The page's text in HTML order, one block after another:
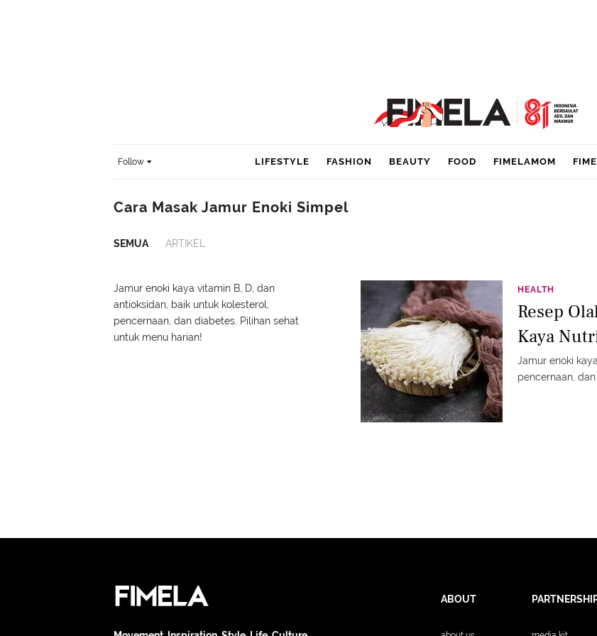
Follow LIFESTYLE FASHION BEAUTY FOOD FIMELAMOM
Cara Masak Jamur Enoki Simpel
SEMUA ARTIKEL
Jamur enoki kaya vitamin B, D, dan
antioksidan, baik untuk kolesterol,
pencernaan, dan diabetes. Pilihan sehat
untuk menu harian!
HEALTH
Resep
Kaya
Jamur enoki
pencernaan,
ABOUT